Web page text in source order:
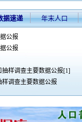
据速递 年末人口
公报
公报
抽样调查主要数据公报[1]
样调查主要数据公报